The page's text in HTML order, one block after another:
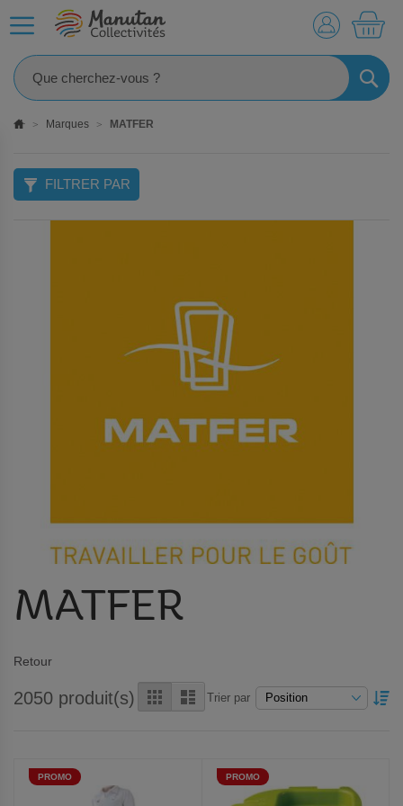
Marques MATFER
MATFER
Retour
Grille Liste
2050 produit(s) Trier par
PROMO PROMO
FILTRER PAR